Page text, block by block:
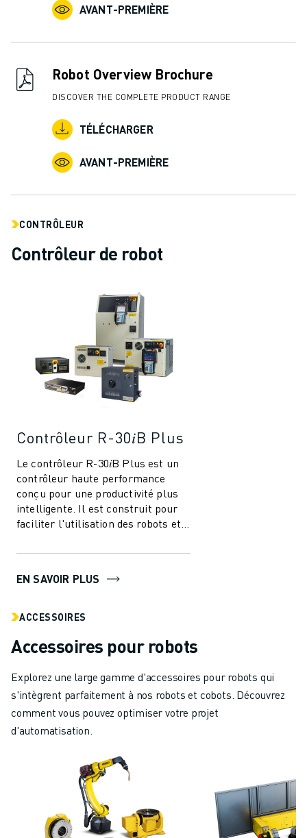
AVANT-PREMIÈRE
Robot Overview Brochure
DISCOVER THE COMPLETE PRODUCT RANGE
TÉLÉCHARGER
AVANT-PREMIÈRE
CONTRÔLEUR
Contrôleur de robot
Contrôleur R-30𝑖B Plus
Le contrôleur R-30𝑖B Plus est un
contrôleur haute performance
conçu pour une productivité plus
intelligente. Il est construit pour
faciliter l'utilisation des robots et
EN SAVOIR PLUS
ACCESSOIRES
Accessoires pour robots
Explorez une large gamme d'accessoires pour robots qui
s'intègrent parfaitement à nos robots et cobots. Découvrez
comment vous pouvez optimiser votre projet
d'automatisation.